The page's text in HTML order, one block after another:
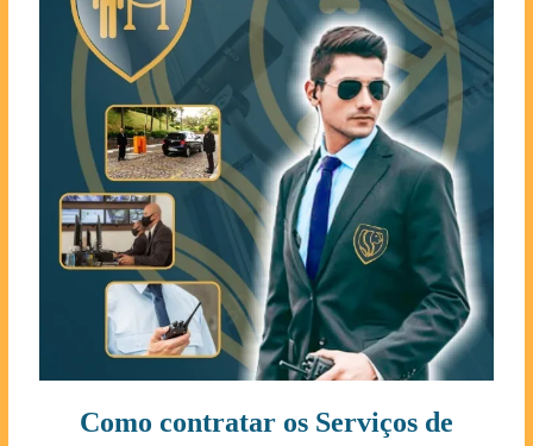
Como contratar os Serviços de